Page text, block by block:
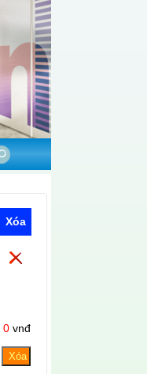
Xóa
0vnđ